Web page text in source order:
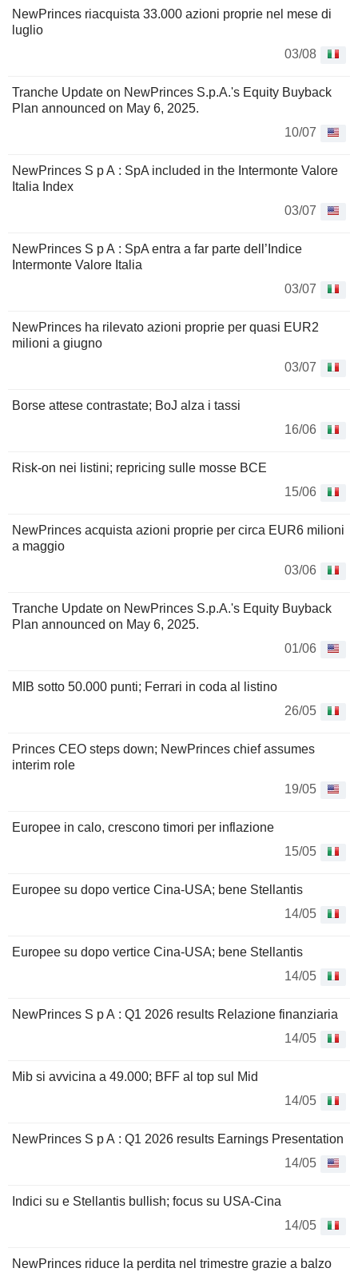
NewPrinces riacquista 33.000 azioni proprie nel mese di
luglio
03/08
Tranche Update on NewPrinces S.p.A.'s Equity Buyback
Plan announced on May 6, 2025.
10/07
NewPrinces S p A : SpA included in the Intermonte Valore
Italia Index
03/07
NewPrinces S p A : SpA entra a far parte dell’Indice
Intermonte Valore Italia
03/07
NewPrinces ha rilevato azioni proprie per quasi EUR2
milioni a giugno
03/07
Borse attese contrastate; BoJ alza i tassi
16/06
Risk-on nei listini; repricing sulle mosse BCE
15/06
NewPrinces acquista azioni proprie per circa EUR6 milioni
a maggio
03/06
Tranche Update on NewPrinces S.p.A.'s Equity Buyback
Plan announced on May 6, 2025.
01/06
MIB sotto 50.000 punti; Ferrari in coda al listino
26/05
Princes CEO steps down; NewPrinces chief assumes
interim role
19/05
Europee in calo, crescono timori per inflazione
15/05
Europee su dopo vertice Cina-USA; bene Stellantis
14/05
Europee su dopo vertice Cina-USA; bene Stellantis
14/05
NewPrinces S p A : Q1 2026 results Relazione finanziaria
14/05
Mib si avvicina a 49.000; BFF al top sul Mid
14/05
NewPrinces S p A : Q1 2026 results Earnings Presentation
14/05
Indici su e Stellantis bullish; focus su USA-Cina
14/05
NewPrinces riduce la perdita nel trimestre grazie a balzo